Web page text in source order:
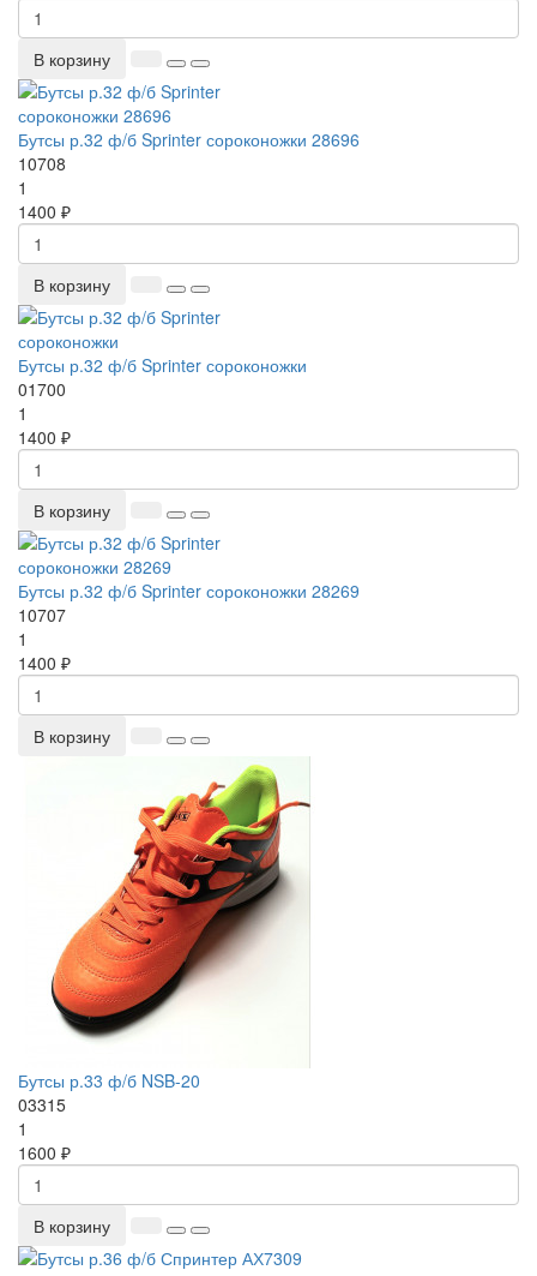
В корзину
Бутсы р.32 ф/б Sprinter сороконожки 28696
10708
1
1400 ₽
В корзину
Бутсы р.32 ф/б Sprinter сороконожки
01700
1
1400 ₽
В корзину
Бутсы р.32 ф/б Sprinter сороконожки 28269
10707
1
1400 ₽
В корзину
Бутсы р.33 ф/б NSB-20
03315
1
1600 ₽
В корзину